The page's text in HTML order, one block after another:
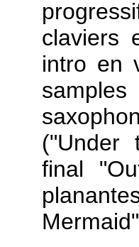
claviers
intro en
("Under
final